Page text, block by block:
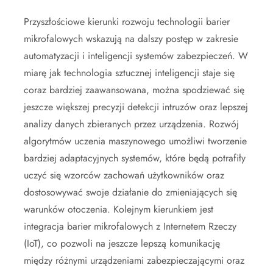
Przyszłościowe kierunki rozwoju technologii barier
mikrofalowych wskazują na dalszy postęp w zakresie
automatyzacji i inteligencji systemów zabezpieczeń. W
miarę jak technologia sztucznej inteligencji staje się
coraz bardziej zaawansowana, można spodziewać się
jeszcze większej precyzji detekcji intruzów oraz lepszej
analizy danych zbieranych przez urządzenia. Rozwój
algorytmów uczenia maszynowego umożliwi tworzenie
bardziej adaptacyjnych systemów, które będą potrafiły
uczyć się wzorców zachowań użytkowników oraz
dostosowywać swoje działanie do zmieniających się
warunków otoczenia. Kolejnym kierunkiem jest
integracja barier mikrofalowych z Internetem Rzeczy
(IoT), co pozwoli na jeszcze lepszą komunikację
między różnymi urządzeniami zabezpieczającymi oraz